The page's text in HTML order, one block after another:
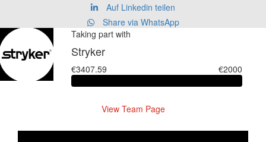
Auf Linkedin teilen
Share via WhatsApp
Taking part with
Stryker
€3407.59 €2000
View Team Page